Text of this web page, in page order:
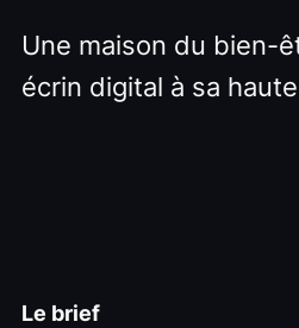
Une maison du bien-
écrin digital à sa
Le brief